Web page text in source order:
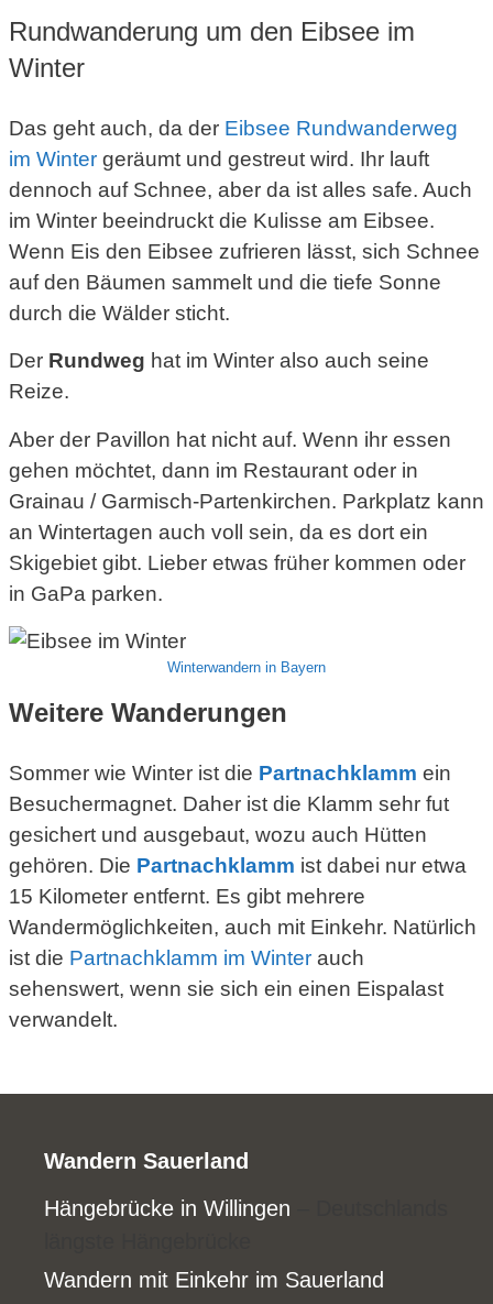
Rundwanderung um den Eibsee im
Winter
Das geht auch, da der Eibsee Rundwanderweg
im Winter geräumt und gestreut wird. Ihr lauft
dennoch auf Schnee, aber da ist alles safe. Auch
im Winter beeindruckt die Kulisse am Eibsee.
Wenn Eis den Eibsee zufrieren lässt, sich Schnee
auf den Bäumen sammelt und die tiefe Sonne
durch die Wälder sticht.
Der Rundweg hat im Winter also auch seine
Reize.
Aber der Pavillon hat nicht auf. Wenn ihr essen
gehen möchtet, dann im Restaurant oder in
Grainau / Garmisch-Partenkirchen. Parkplatz kann
an Wintertagen auch voll sein, da es dort ein
Skigebiet gibt. Lieber etwas früher kommen oder
in GaPa parken.
Winterwandern in Bayern
Weitere Wanderungen
Sommer wie Winter ist die Partnachklamm ein
Besuchermagnet. Daher ist die Klamm sehr fut
gesichert und ausgebaut, wozu auch Hütten
gehören. Die Partnachklamm ist dabei nur etwa
15 Kilometer entfernt. Es gibt mehrere
Wandermöglichkeiten, auch mit Einkehr. Natürlich
ist die Partnachklamm im Winter auch
sehenswert, wenn sie sich ein einen Eispalast
verwandelt.
Wandern Sauerland
Hängebrücke in Willingen
Wandern mit Einkehr im Sauerland